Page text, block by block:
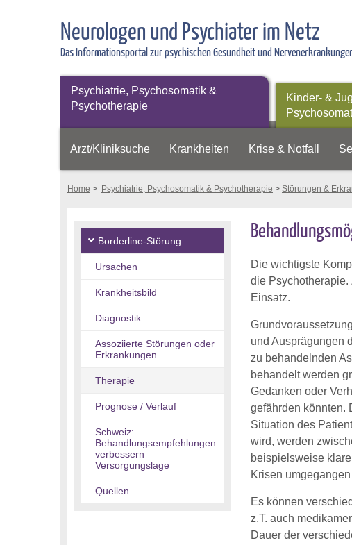
Neurologen und Psychiater im Netz
Das Informationsportal zur psychischen Gesundheit und
Psychiatrie, Psychosomatik &
Psychotherapie
Kinder- &
Arzt/Kliniksuche Krankheiten Krise & Notfall
Home > Psychiatrie, Psychosomatik & Psychotherapie > Störungen &
Borderline-Störung
Ursachen
Krankheitsbild
Diagnostik
Assoziierte Störungen oder
Erkrankungen
Therapie
Prognose / Verlauf
Schweiz:
Behandlungsempfehlungen
verbessern
Versorgungslage
Quellen
Die wichtigste
die Psychotherapie.
Einsatz.
und Ausprägungen
zu behandelnden
behandelt werden
Gedanken oder
gefährden könnten.
Situation des
wird, werden
beispielsweise
Krisen
Es können
z.T. auch
Dauer der